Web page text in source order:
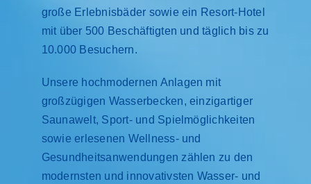
große Erlebnisbäder sowie ein Resort-Hotel
mit über 500 Beschäftigten und täglich bis zu
10.000 Besuchern.
Unsere hochmodernen Anlagen mit
großzügigen Wasserbecken, einzigartiger
Saunawelt, Sport- und Spielmöglichkeiten
sowie erlesenen Wellness- und
Gesundheitsanwendungen zählen zu den
modernsten und innovativsten Wasser- und